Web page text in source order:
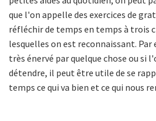
que l'on appelle des exercices de
réfléchir de temps en temps à trois
lesquelles on est reconnaissant.
très énervé par quelque chose ou si
détendre, il peut être utile de se
temps ce qui va bien et ce qui nous